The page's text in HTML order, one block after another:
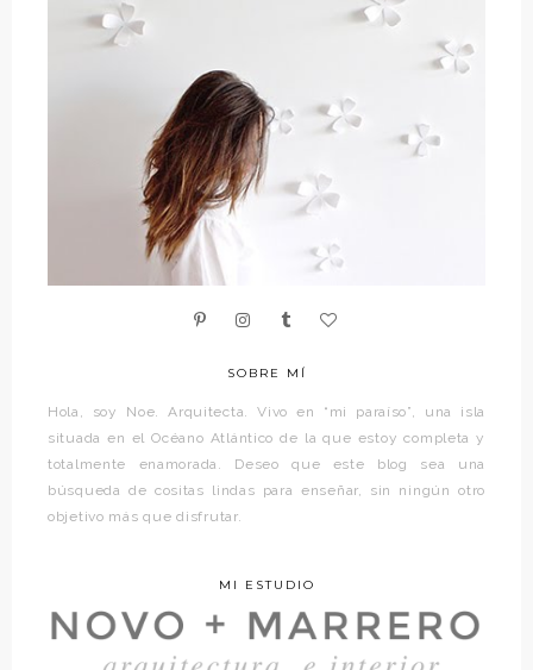
SOBRE MÍ
Hola, soy Noe. Arquitecta. Vivo en “mi paraíso”, una isla
situada en el Océano Atlántico de la que estoy completa y
totalmente enamorada. Deseo que este blog sea una
búsqueda de cositas lindas para enseñar, sin ningún otro
objetivo más que disfrutar.
MI ESTUDIO